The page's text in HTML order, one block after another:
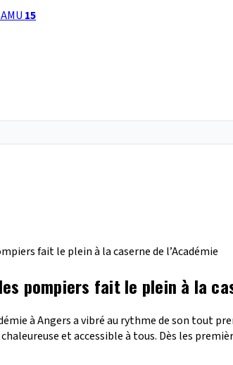
15
fait le plein à la caserne de l’Académie
pompiers fait le plein à la
à Angers a vibré au rythme de son
et accessible à tous. Dès les